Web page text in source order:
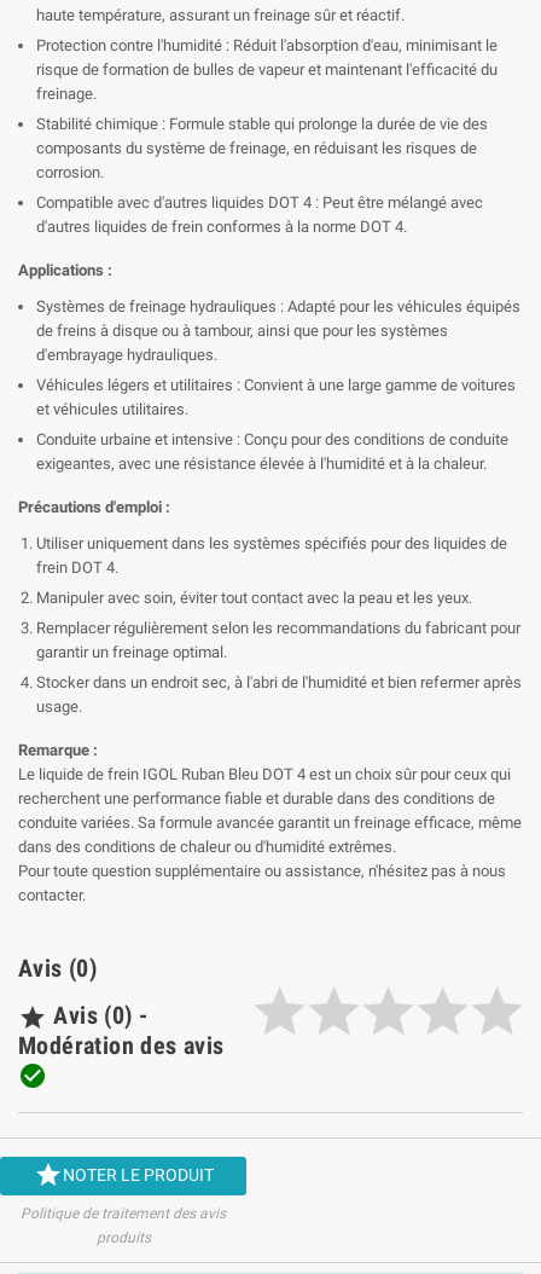
haute température, assurant un freinage sûr et réactif.
Protection contre l'humidité : Réduit l'absorption d'eau, minimisant le
risque de formation de bulles de vapeur et maintenant l'efficacité du
freinage.
Stabilité chimique : Formule stable qui prolonge la durée de vie des
composants du système de freinage, en réduisant les risques de
corrosion.
Compatible avec d'autres liquides DOT 4 : Peut être mélangé avec
d'autres liquides de frein conformes à la norme DOT 4.
Applications :
Systèmes de freinage hydrauliques : Adapté pour les véhicules équipés
de freins à disque ou à tambour, ainsi que pour les systèmes
d'embrayage hydrauliques.
Véhicules légers et utilitaires : Convient à une large gamme de voitures
et véhicules utilitaires.
Conduite urbaine et intensive : Conçu pour des conditions de conduite
exigeantes, avec une résistance élevée à l'humidité et à la chaleur.
Précautions d'emploi :
Utiliser uniquement dans les systèmes spécifiés pour des liquides de
frein DOT 4.
Manipuler avec soin, éviter tout contact avec la peau et les yeux.
Remplacer régulièrement selon les recommandations du fabricant pour
garantir un freinage optimal.
Stocker dans un endroit sec, à l'abri de l'humidité et bien refermer après
usage.
Remarque :
Le liquide de frein IGOL Ruban Bleu DOT 4 est un choix sûr pour ceux qui
recherchent une performance fiable et durable dans des conditions de
conduite variées. Sa formule avancée garantit un freinage efficace, même
dans des conditions de chaleur ou d'humidité extrêmes.
Pour toute question supplémentaire ou assistance, n'hésitez pas à nous
contacter.
Avis (0)
 Avis (0) -
Modération des avis

NOTER LE PRODUIT
Politique de traitement des avis
produits